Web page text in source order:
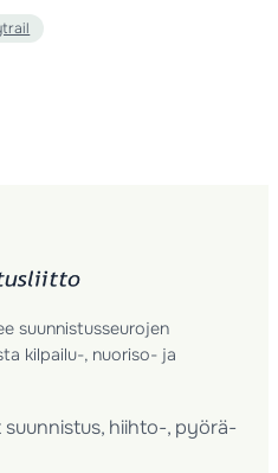
suunnistusseurojen
kilpailu-, nuoriso- ja
hiihto-, pyörä-